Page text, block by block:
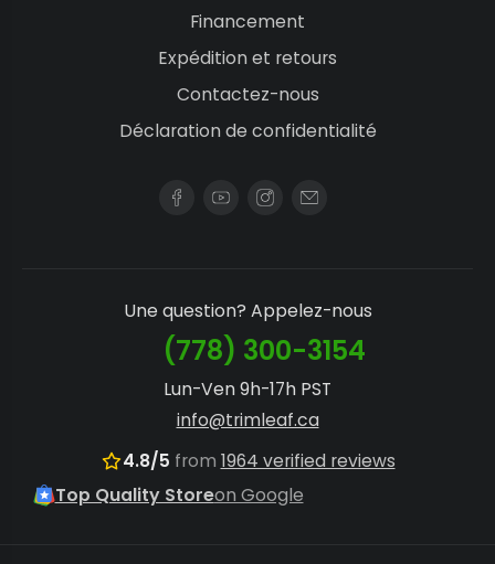
Financement
Expédition et retours
Contactez-nous
Déclaration de confidentialité
Une question? Appelez-nous
(778) 300-3154
Lun-Ven 9h-17h PST
info@trimleaf.ca
4.8/5 from 1964 verified reviews
Top Quality Storeon Google